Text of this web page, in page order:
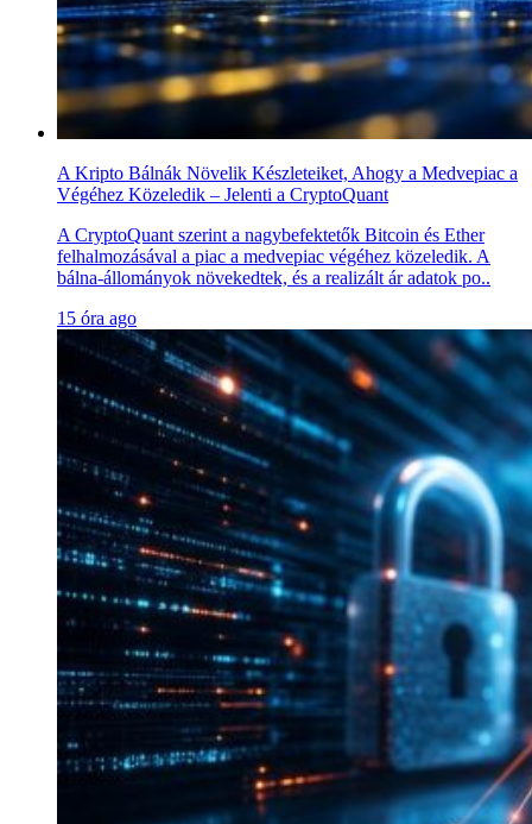
A Kripto Bálnák Növelik Készleteiket, Ahogy a Medvepiac a
Végéhez Közeledik – Jelenti a CryptoQuant
A CryptoQuant szerint a nagybefektetők Bitcoin és Ether
felhalmozásával a piac a medvepiac végéhez közeledik. A
bálna-állományok növekedtek, és a realizált ár adatok po..
15 óra ago